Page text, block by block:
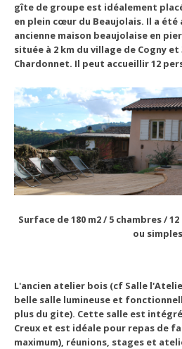
gîte de groupe est idéalement
en plein cœur du Beaujolais. Il a été
ancienne maison beaujolaise en
située à 2 km du village de Cogny et
Chardonnet. Il peut accueillir 12
Surface de 180 m2 / 5 chambres /
ou simples
L'ancien atelier bois (cf Salle
belle salle lumineuse et
plus du gite). Cette salle est
Creux et est idéale pour repas de
maximum), réunions, stages et